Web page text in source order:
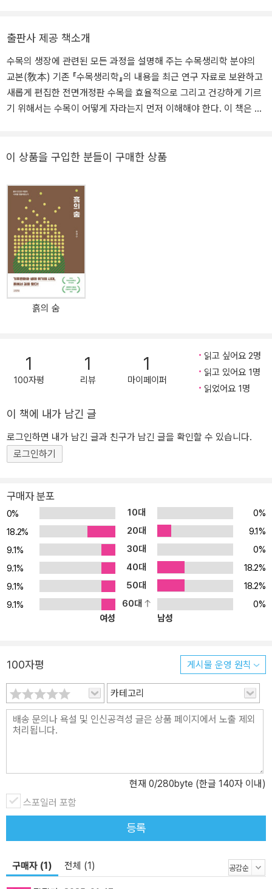
9년 서울대학교 식물병원을 설립한 후 초대 원장 및 외래 임상의를
지냈으며, 한국산림과학회 회장으로 활동했다. 지은 책으로는 『수목
생리학』, 『수목의학』, 『산림과학개론』(대표 저자), 『한국의 산림녹화
70년』(대표 저자), 『산림생태학』(공저), 『조경수 병해충 도감』(공
저), 『조경수 식재관리기술』(공저) 등이 있다.
출판사 제공 책소개
수목의 생장에 관련된 모든 과정을 설명해 주는 수목생리학 분야의
교본(敎本) 기존 『수목생리학』의 내용을 최근 연구 자료로 보완하고
새롭게 편집한 전면개정판 수목을 효율적으로 그리고 건강하게 기르
기 위해서는 수목이 어떻게 자라는지 먼저 이해해야 한다. 이 책은 수
탄수화물과 단백질, 지질 대사, 수분생리와 증산작용, 수액상승, 무기
무육생리, 환경 변화에 따른 수목의 반응과 적응, 그리고 각종 스트레
스 생리를 기술하고 있다.
이 상품을 구입한 분들이 구매한 상품
흙의 숨
1
100자평
1
리뷰
1
마이페이퍼
읽고 싶어요 2명
읽고 있어요 1명
읽었어요 1명
이 책에 내가 남긴 글
로그인하면 내가 남긴 글과 친구가 남긴 글을 확인할 수 있습니다.
로그인하기
구매자 분포
0% 10대
0%
18.2%
20대
9.1%
9.1%
30대
0%
9.1%
40대
18.2%
9.1%
50대
18.2%
9.1%
60대
0%
여성
남성
100자평 게시물 운영 원칙
카테고리
현재 0/280byte (한글 140자 이내)
스포일러 포함
등록
구매자 (1) 전체 (1)